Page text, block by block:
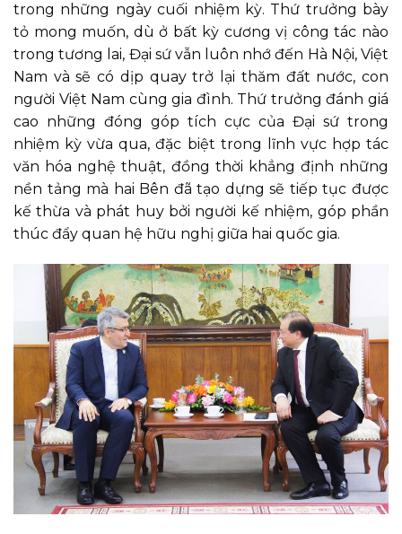
trong những ngày cuối nhiệm kỳ. Thứ trưởng bày
tỏ mong muốn, dù ở bất kỳ cương vị công tác nào
trong tương lai, Đại sứ vẫn luôn nhớ đến Hà Nội, Việt
Nam và sẽ có dịp quay trở lại thăm đất nước, con
người Việt Nam cùng gia đình. Thứ trưởng đánh giá
cao những đóng góp tích cực của Đại sứ trong
nhiệm kỳ vừa qua, đặc biệt trong lĩnh vực hợp tác
văn hóa nghệ thuật, đồng thời khẳng định những
nền tảng mà hai Bên đã tạo dựng sẽ tiếp tục được
kế thừa và phát huy bởi người kế nhiệm, góp phần
thúc đẩy quan hệ hữu nghị giữa hai quốc gia.